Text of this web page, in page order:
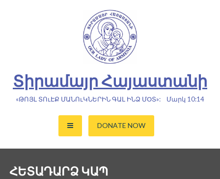
Տիրամայր Հայաստանի
«ԹՈՅԼ ՏՈւԷՔ ՄԱՆՈւԿՆԵՐԻՆ ԳԱԼ ԻՆՁ ՄՕՏ»: Մարկ 10:14
DONATE NOW
ՀԵՏԱԴԱՐՁ ԿԱՊ